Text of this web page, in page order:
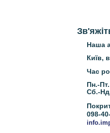
Наша
Київ,
Час
Пн.-
Сб.-
098-